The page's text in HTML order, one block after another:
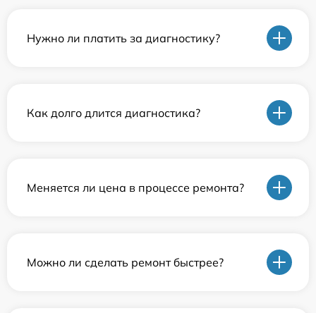
Нужно ли платить за диагностику?
Как долго длится диагностика?
Меняется ли цена в процессе ремонта?
Можно ли сделать ремонт быстрее?